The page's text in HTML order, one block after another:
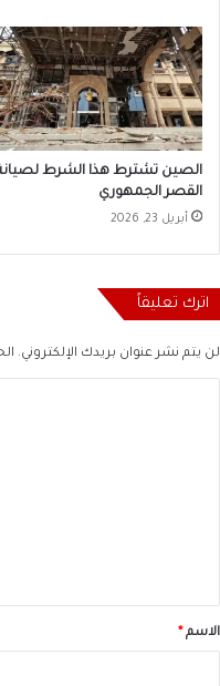
الصين تشترط هذا الشرط
القصر الجمهوري
أبريل 23, 2026
اترك تعليقاً
لن يتم نشر عنوان بريدك الإلكتروني.
*الاسم *